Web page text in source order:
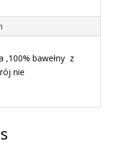
,100% bawełny z
nie